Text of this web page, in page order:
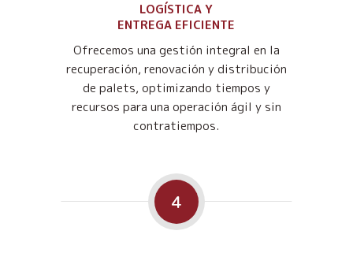
LOGÍSTICA Y
ENTREGA EFICIENTE
Ofrecemos una gestión integral en la
recuperación, renovación y distribución
de palets, optimizando tiempos y
recursos para una operación ágil y sin
contratiempos.
4